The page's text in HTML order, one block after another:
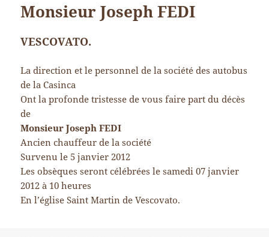
Monsieur Joseph FEDI
VESCOVATO.
La direction et le personnel de la société des autobus
de la Casinca
Ont la profonde tristesse de vous faire part du décès
de
Monsieur Joseph FEDI
Ancien chauffeur de la société
Survenu le 5 janvier 2012
Les obsèques seront célébrées le samedi 07 janvier
2012 à 10 heures
En l’église Saint Martin de Vescovato.